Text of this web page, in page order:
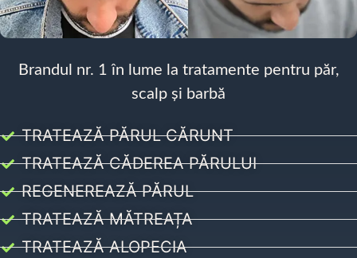
Brandul nr. 1 în lume la tratamente pentru păr,
scalp și barbă
TRATEAZĂ PĂRUL CĂRUNT
TRATEAZĂ CĂDEREA PĂRULUI
REGENEREAZĂ PĂRUL
TRATEAZĂ MĂTREAȚA
TRATEAZĂ ALOPECIA